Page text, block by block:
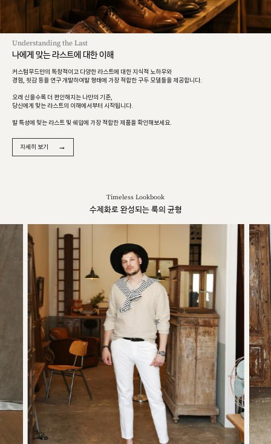
Understanding the Last
나에게 맞는 라스트에 대한 이해
커스텀무드만의 독창적이고 다양한 라스트에 대한 지식적 노하우와
경험, 핏감 등을 연구 개발하여발 형태에 가장 적합한 구두 모델들을 제공합니다.
오래 신을수록 더 편안해지는 나만의 기준,
당신에게 맞는 라스트의 이해에서부터 시작됩니다.
발 특성에 맞는 라스트 및 쉐입에 가장 적합한 제품을 확인해보세요.
자세히 보기 →
Timeless Lookbook
수제화로 완성되는 룩의 균형